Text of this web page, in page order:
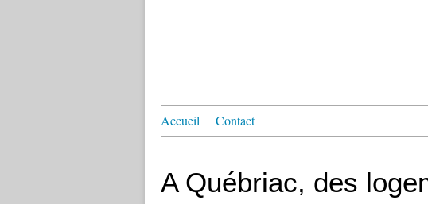
Accueil Contact
A Québriac, des